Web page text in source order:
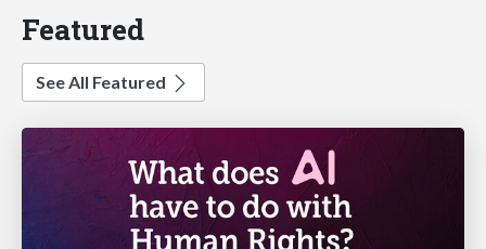
Featured
See All Featured